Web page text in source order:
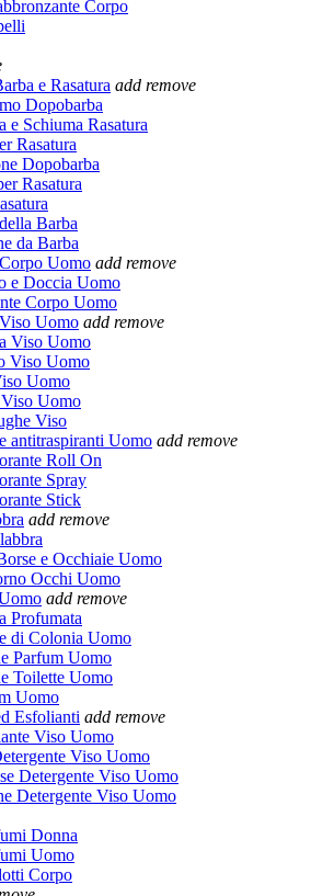
Corpo
e Rasatura add remove
Dopobarba
e Schiuma Rasatura
Rasatura
Dopobarba
Rasatura
Barba
da Barba
Uomo add remove
e Doccia Uomo
Corpo Uomo
Uomo add remove
Viso Uomo
Viso Uomo
Uomo
Uomo
Viso
antitraspiranti Uomo add remove
Roll On
Spray
Stick
add remove
e Occhiaie Uomo
Occhi Uomo
add remove
Profumata
di Colonia Uomo
Parfum Uomo
Toilette Uomo
Uomo
Esfolianti add remove
Viso Uomo
Viso Uomo
Detergente Viso Uomo
Detergente Viso Uomo
Donna
Uomo
Corpo